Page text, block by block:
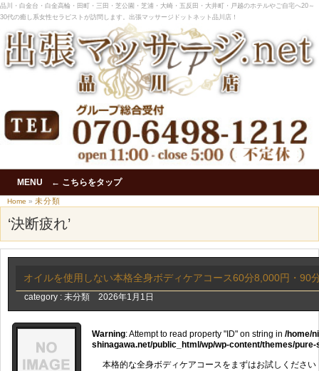
品川・白金台・白金高輪・田町・三田・芝公園・芝浦・大崎・五反田・大井町・戸越のホテルやご自宅へ20～
30代の癒し系女性セラピストが訪問します。出張マッサージドットネット品川店！
MENU ← こちらをタップ
Home » 未分類
‘決断疲れ’
オイルを使用しない本格全身ボディケアコース60分8,000円・90
category : 未分類 2026年1月1日
Warning: Attempt to read property "ID" on string in /home/
shinagawa.net/public_html/wp/wp-content/themes/
本格的な全身ボディケアコースをまずはお試しくださ